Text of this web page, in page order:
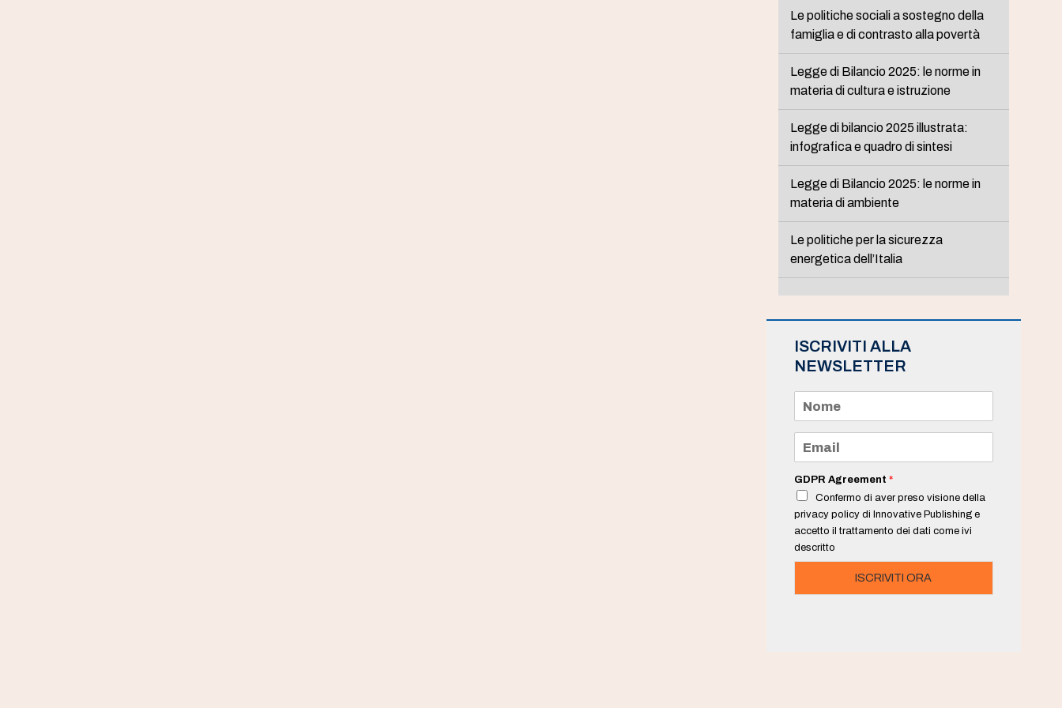
Le politiche sociali a sostegno della
famiglia e di contrasto alla povertà
Legge di Bilancio 2025: le norme in
materia di cultura e istruzione
Legge di bilancio 2025 illustrata:
infografica e quadro di sintesi
Legge di Bilancio 2025: le norme in
materia di ambiente
Le politiche per la sicurezza
energetica dell’Italia
ISCRIVITI ALLA
NEWSLETTER
m
e
a
i
*
GDPR Agreement *
Confermo di aver preso visione della
privacy policy di Innovative Publishing e
accetto il trattamento dei dati come ivi
descritto
ISCRIVITI ORA